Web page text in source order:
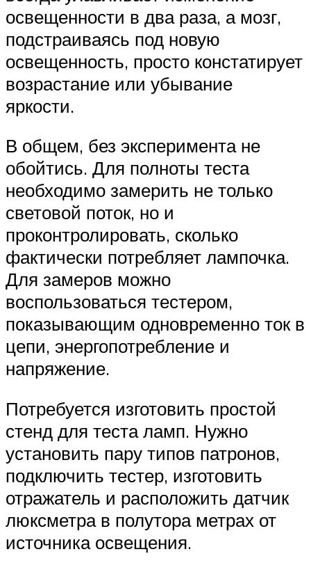
освещенности в два раза, а мозг,
подстраиваясь под новую
освещенность, просто констатирует
возрастание или убывание
яркости.
В общем, без эксперимента не
обойтись. Для полноты теста
необходимо замерить не только
световой поток, но и
проконтролировать, сколько
фактически потребляет лампочка.
Для замеров можно
воспользоваться тестером,
показывающим одновременно ток в
цепи, энергопотребление и
напряжение.
Потребуется изготовить простой
стенд для теста ламп. Нужно
установить пару типов патронов,
подключить тестер, изготовить
отражатель и расположить датчик
люксметра в полутора метрах от
источника освещения.